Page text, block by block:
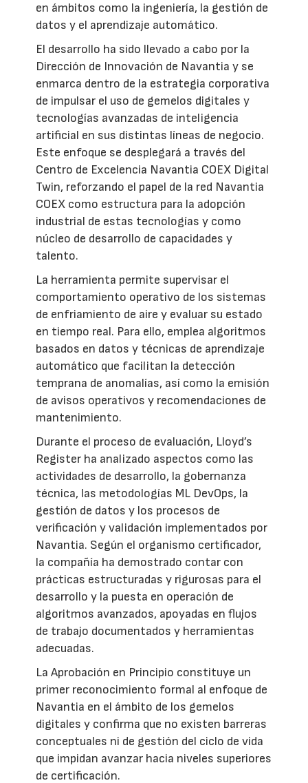
en ámbitos como la ingeniería, la gestión de
datos y el aprendizaje automático.
El desarrollo ha sido llevado a cabo por la
Dirección de Innovación de Navantia y se
enmarca dentro de la estrategia corporativa
de impulsar el uso de gemelos digitales y
tecnologías avanzadas de inteligencia
artificial en sus distintas líneas de negocio.
Este enfoque se desplegará a través del
Centro de Excelencia Navantia COEX Digital
Twin, reforzando el papel de la red Navantia
COEX como estructura para la adopción
industrial de estas tecnologías y como
núcleo de desarrollo de capacidades y
talento.
La herramienta permite supervisar el
comportamiento operativo de los sistemas
de enfriamiento de aire y evaluar su estado
en tiempo real. Para ello, emplea algoritmos
basados en datos y técnicas de aprendizaje
automático que facilitan la detección
temprana de anomalías, así como la emisión
de avisos operativos y recomendaciones de
mantenimiento.
Durante el proceso de evaluación, Lloyd’s
Register ha analizado aspectos como las
actividades de desarrollo, la gobernanza
técnica, las metodologías ML DevOps, la
gestión de datos y los procesos de
verificación y validación implementados por
Navantia. Según el organismo certificador,
la compañía ha demostrado contar con
prácticas estructuradas y rigurosas para el
desarrollo y la puesta en operación de
algoritmos avanzados, apoyadas en flujos
de trabajo documentados y herramientas
adecuadas.
La Aprobación en Principio constituye un
primer reconocimiento formal al enfoque de
Navantia en el ámbito de los gemelos
digitales y confirma que no existen barreras
conceptuales ni de gestión del ciclo de vida
que impidan avanzar hacia niveles superiores
de certificación.